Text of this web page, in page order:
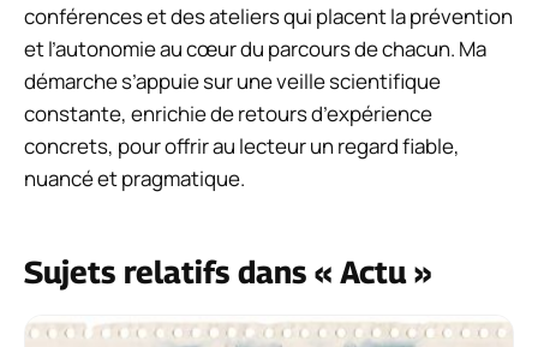
conférences et des ateliers qui placent la prévention
et l’autonomie au cœur du parcours de chacun. Ma
démarche s’appuie sur une veille scientifique
constante, enrichie de retours d’expérience
concrets, pour offrir au lecteur un regard fiable,
nuancé et pragmatique.
Sujets relatifs dans « Actu »